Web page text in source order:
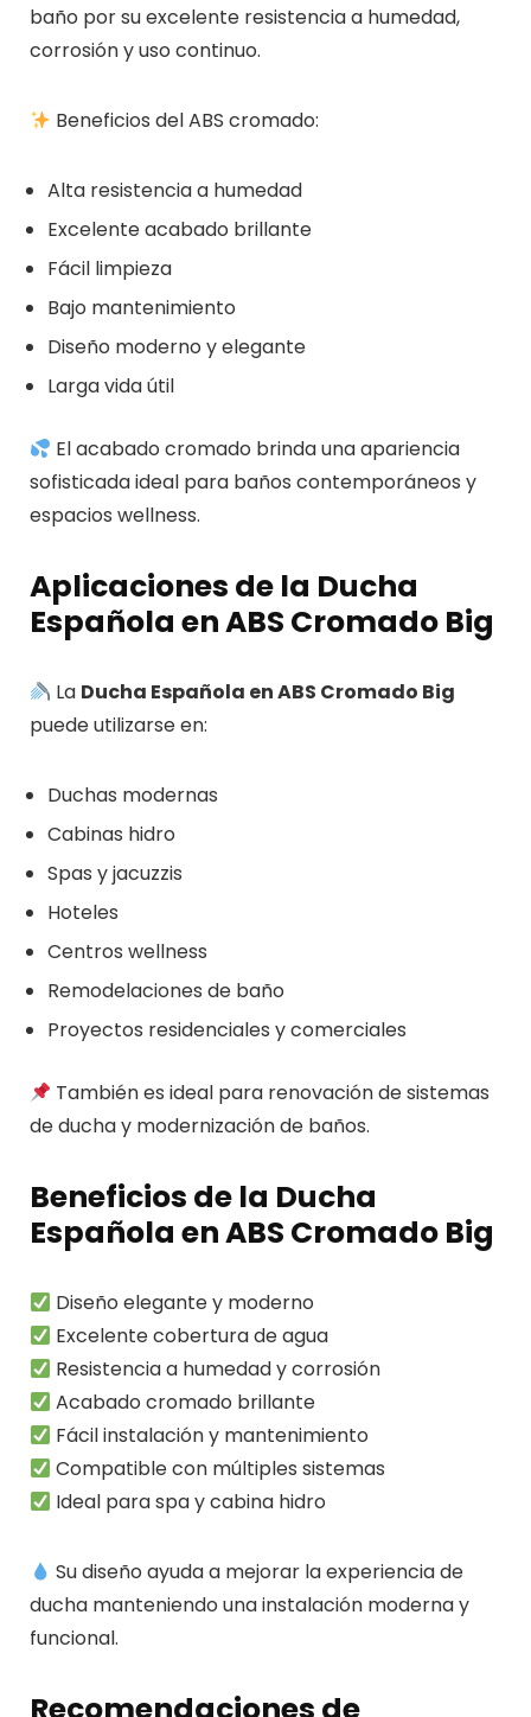
baño por su excelente resistencia a humedad,
corrosión y uso continuo.
Beneficios del ABS cromado:
Alta resistencia a humedad
Excelente acabado brillante
Fácil limpieza
Bajo mantenimiento
Diseño moderno y elegante
Larga vida útil
El acabado cromado brinda una apariencia
sofisticada ideal para baños contemporáneos y
espacios wellness.
Aplicaciones de la Ducha
Española en ABS Cromado Big
La Ducha Española en ABS Cromado Big
puede utilizarse en:
Duchas modernas
Cabinas hidro
Spas y jacuzzis
Hoteles
Centros wellness
Remodelaciones de baño
Proyectos residenciales y comerciales
También es ideal para renovación de sistemas
de ducha y modernización de baños.
Beneficios de la Ducha
Española en ABS Cromado Big
Diseño elegante y moderno
Excelente cobertura de agua
Resistencia a humedad y corrosión
Acabado cromado brillante
Fácil instalación y mantenimiento
Compatible con múltiples sistemas
Ideal para spa y cabina hidro
Su diseño ayuda a mejorar la experiencia de
ducha manteniendo una instalación moderna y
funcional.